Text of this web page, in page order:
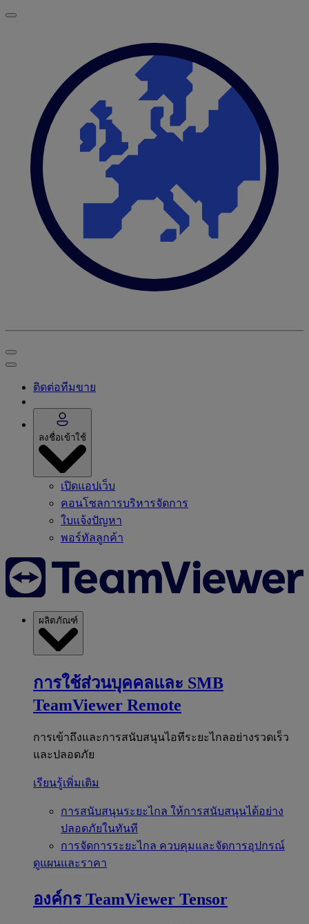
ติดต่อทีมขาย
ลงชื่อเข้าใช้
เปิดแอปเว็บ
คอนโซลการบริหารจัดการ
ใบแจ้งปัญหา
พอร์ทัลลูกค้า
ผลิตภัณฑ์
การใช้ส่วนบุคคลและ SMB
TeamViewer Remote
การเข้าถึงและการสนับสนุนไอทีระยะไกลอย่างรวดเร็ว
และปลอดภัย
เรียนรู้เพิ่มเติม
การสนับสนุนระยะไกล ให้การสนับสนุนได้อย่าง
ปลอดภัยในทันที
การจัดการระยะไกล ควบคุมและจัดการอุปกรณ์
ดูแผนและราคา
องค์กร TeamViewer Tensor